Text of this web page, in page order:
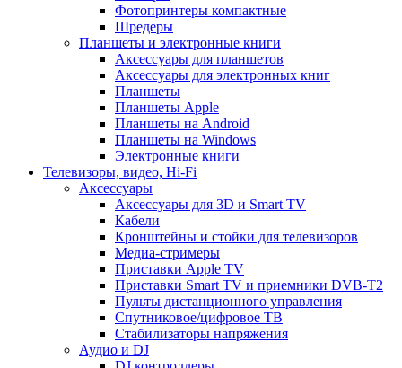
Фотопринтеры компактные
Шредеры
Планшеты и электронные книги
Аксессуары для планшетов
Аксессуары для электронных книг
Планшеты
Планшеты Apple
Планшеты на Android
Планшеты на Windows
Электронные книги
Телевизоры, видео, Hi-Fi
Аксессуары
Аксессуары для 3D и Smart TV
Кабели
Кронштейны и стойки для телевизоров
Медиа-стримеры
Приставки Apple TV
Приставки Smart TV и приемники DVB-T2
Пульты дистанционного управления
Спутниковое/цифровое ТВ
Стабилизаторы напряжения
Аудио и DJ